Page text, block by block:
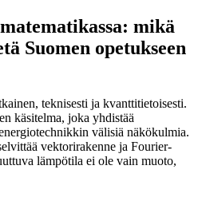
mikä
Suomen opetukseen
teknisesti ja kvanttitietoisesti.
käsitelma, joka yhdistää
välisiä näkökulmia.
vektorirakenne ja Fourier-
lämpötila ei ole vain muoto,